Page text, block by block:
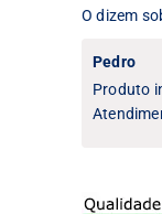
O dizem
Pedro
Produto